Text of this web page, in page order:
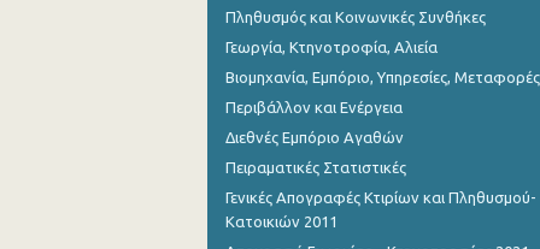
Αυγούστου 2023
Ιουλίου 2023
Ιουνίου 2023
Μαΐου 2023
Απριλίου 2023
Μαρτίου 2023
Πληθυσμός και Κοινωνικές Συνθήκες
Γεωργία, Κτηνοτροφία, Αλιεία
Βιομηχανία, Εμπόριο, Υπηρεσίες, Μεταφορές
Περιβάλλον και Ενέργεια
Διεθνές Εμπόριο Αγαθών
Πειραματικές Στατιστικές
Γενικές Απογραφές Κτιρίων και Πληθυσμού-
Κατοικιών 2011